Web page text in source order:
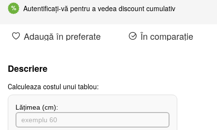
% Autentificați-vă pentru a vedea discount cumulativ
Adaugă în preferate În comparație
Descriere
Сalculeaza costul unui tablou:
Lățimea (сm):